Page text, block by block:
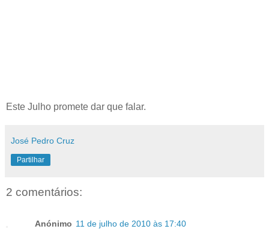
Este Julho promete dar que falar.
José Pedro Cruz
Partilhar
2 comentários:
Anónimo 11 de julho de 2010 às 17:40